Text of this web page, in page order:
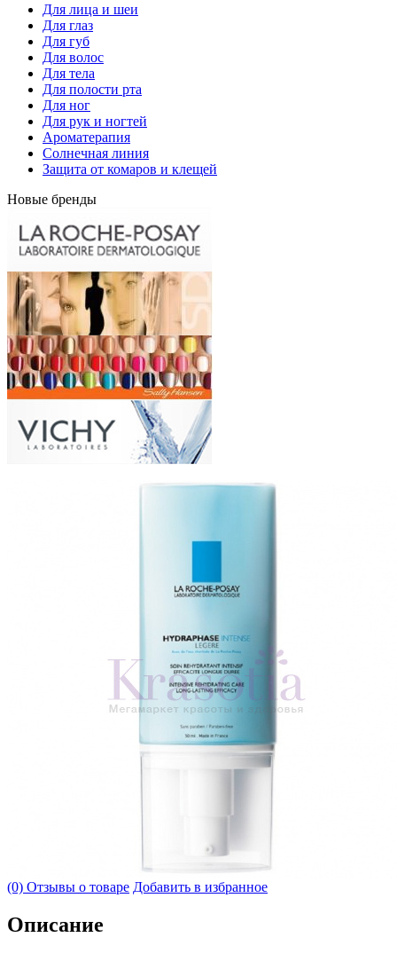
Для лица и шеи
Для глаз
Для губ
Для волос
Для тела
Для полости рта
Для ног
Для рук и ногтей
Ароматерапия
Солнечная линия
Защита от комаров и клещей
Новые бренды
(0) Отзывы о товаре Добавить в избранное
Описание